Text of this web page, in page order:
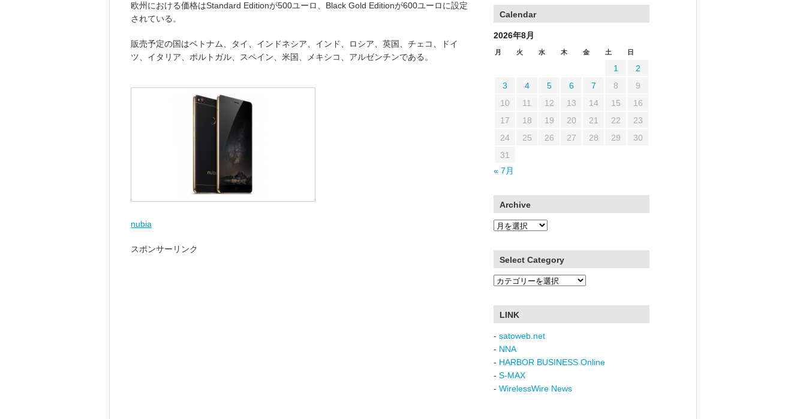
欧州における価格はStandard Editionが500ユーロ、Black Gold Editionが600ユーロに設定
されている。
販売予定の国はベトナム、タイ、インドネシア、インド、ロシア、英国、チェコ、ドイ
ツ、イタリア、ポルトガル、スペイン、米国、メキシコ、アルゼンチンである。
nubia
スポンサーリンク
Calendar
2026年8月
月 火 水 木 金 土 日
1
2
3
4 5 6 7 8
9
10
11 12 13 14 15
16
17
18 19 20 21 22
23
24
25 26 27 28 29
30
31
« 7月
Archive
Archive
Select Category
Select
LINK
- satoweb.net
- NNA
- HARBOR BUSINESS Online
- S-MAX
- WirelessWire News